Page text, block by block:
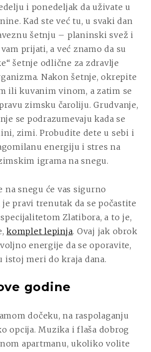
i ponedeljak da uživate u
Kad ste već tu, u svaki dan
šetnju – planinski svež i
prijati, a već znamo da su
šetnje odlične za zdravlje
Nakon šetnje, okrepite
ili kuvanim vinom, a zatim se
zimsku čaroliju. Grudvanje,
se podrazumevaju kada se
zimi. Probudite dete u sebi i
energiju i stres na
igrama na snegu.
na snegu će vas sigurno
je pravi trenutak da se počastite
Zlatibora, a to je,
komplet lepinja. Ovaj jak obrok
energije da se oporavite,
istoj meri do kraja dana.
godine
dočeku, na raspolaganju
opcija. Muzika i flaša dobrog
apartmanu, ukoliko volite